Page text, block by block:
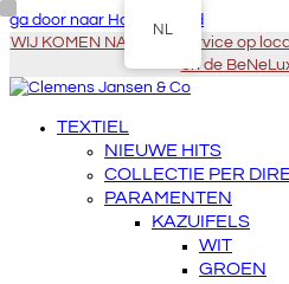
ga door naar Hoofdinhoud
WIJ KOMEN NAAR U - Service op
en de
TEXTIEL
NIEUWE HITS
COLLECTIE PER
PARAMENTEN
KAZUIFELS
WIT
GROEN
NL